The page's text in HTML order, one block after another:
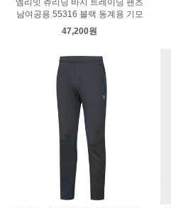
엠리밋 츄리닝 바지 트레이닝 팬츠
남여공용 55316 블랙 동계용 기모
47,200원